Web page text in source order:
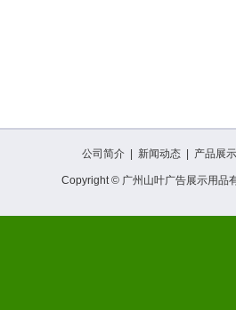
公司简介 新闻动态 产品展示
Copyright © 广州山叶广告展示用品